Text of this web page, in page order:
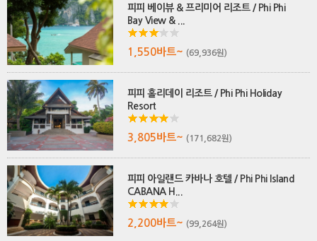
피피 베이뷰 & 프리미어 리조트 / Phi Phi
Bay View & ...
1,550바트~ (69,936원)
피피 홀리데이 리조트 / Phi Phi Holiday
Resort
3,805바트~ (171,682원)
피피 아일랜드 카바나 호텔 / Phi Phi Island
CABANA H...
2,200바트~ (99,264원)